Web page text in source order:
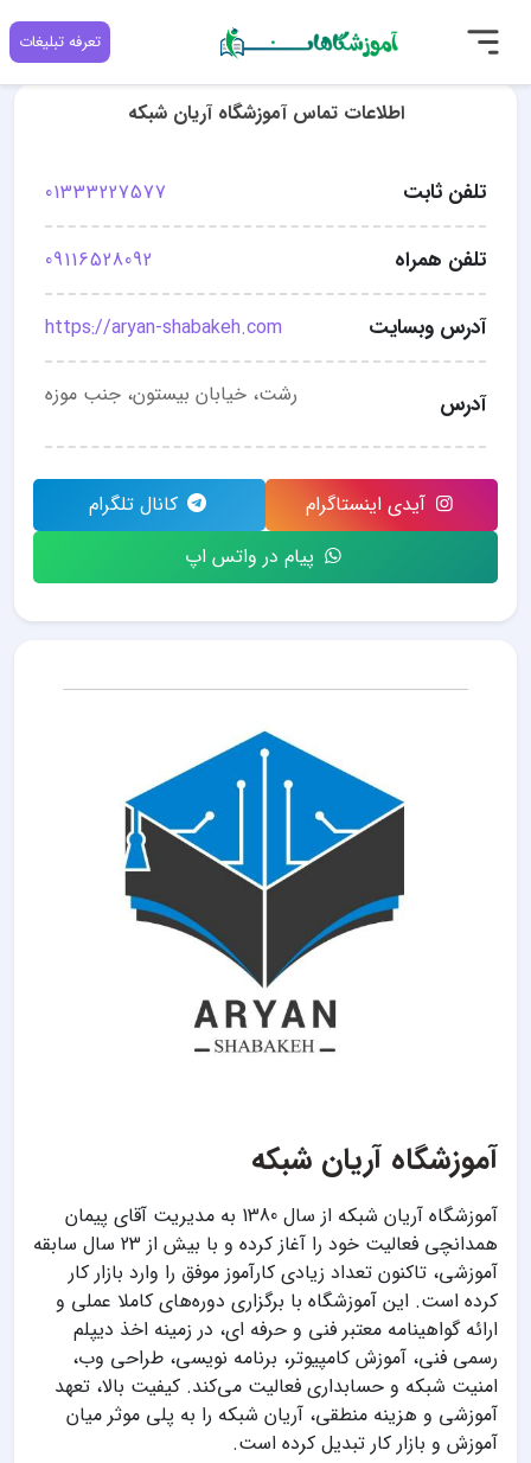
تعرفه تبلیغات
آموزشگاه آریان شبکه
آموزشگاه آریان شبکه از سال 1380 به مدیریت آقای پیمان
همدانچی فعالیت خود را آغاز کرده و با بیش از 23 سال سابقه
آموزشی، تاکنون تعداد زیادی کارآموز موفق را وارد بازار کار
کرده است. این آموزشگاه با برگزاری دوره‌های کاملا عملی و
ارائه گواهینامه معتبر فنی و حرفه ای، در زمینه اخذ دیپلم
رسمی فنی، آموزش کامپیوتر، برنامه نویسی، طراحی وب،
امنیت شبکه و حسابداری فعالیت می‌کند. کیفیت بالا، تعهد
آموزشی و هزینه منطقی، آریان شبکه را به پلی موثر میان
آموزش و بازار کار تبدیل کرده است.
اطلاعات تماس آموزشگاه آریان شبکه
تلفن ثابت 01333227577
تلفن همراه 09116528092
آدرس وبسایت https://aryan-shabakeh.com
آدرس رشت، خیابان بیستون، جنب موزه
آیدی اینستاگرام
کانال تلگرام
پیام در واتس اپ